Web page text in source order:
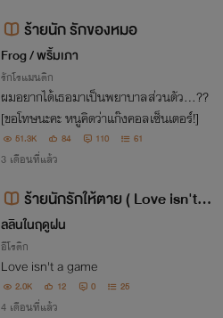
ร้ายนัก รักของหมอ
Frog / พริ้มเภา
รักโรแมนติก
ผมอยากได้เธอมาเป็นพยาบาลส่วนตัว...??
[ขอโทษนะคะ หนูคิดว่าแก๊งคอลเซ็นเตอร์!]
51.3K 84 110 61
3 เดือนที่แล้ว
ร้ายนักรักให้ตาย ( Love isn't a
game ) อ่านฟรี !!
ลลินในฤดูฝน
อีโรติก
Love isn't a game
2.0K 12 0 25
4 เดือนที่แล้ว